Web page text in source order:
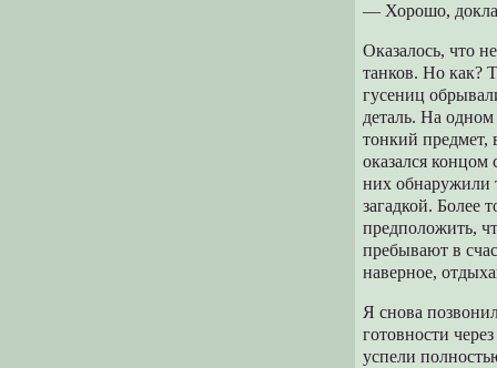
— Хорошо,
Оказалось, что
танков. Но как?
гусениц
деталь. На
тонкий предмет,
оказался
них обнаружили
загадкой. Более
предположить,
пребывают в
наверное,
Я снова
готовности
успели